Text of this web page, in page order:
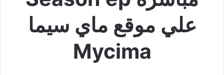
علي موقع ماي سيما
Mycima